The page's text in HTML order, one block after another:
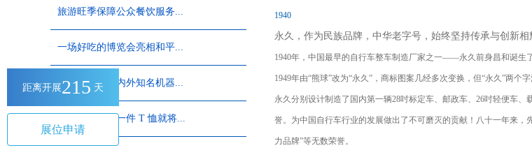
1940
永久，作为民族品牌，中华老字号，始终坚持传承与创新
1940年，中国最早的自行车整车制造厂家之一——永久前身昌和诞生了
1949年由“熊球”改为“永久”，商标图案几经多次变换，但“永久”两个字
永久分别设计制造了国内第一辆28吋标定车、邮政车、26吋轻便车
誉。为中国自行车行业的发展做出了不可磨灭的贡献！八十一年来，
力品牌”等无数荣誉。
旅游旺季保障公众餐饮服务...
一场好吃的博览会亮相和平...
2016年最新国内外知名机器...
很快，你的下一件 T 恤就将...
距离开展215 天
展位申请